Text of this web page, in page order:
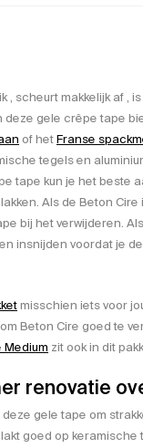
, scheurt makkelijk af ,
deze gele crêpe tape
of hetFranse
tegels en
tape kun je het beste
Als de Beton
bij het verwijderen.
insnijden voordat je
misschien iets voor
Beton Cire goed te
zit ook in dit
renovatie
gele tape om
goed op